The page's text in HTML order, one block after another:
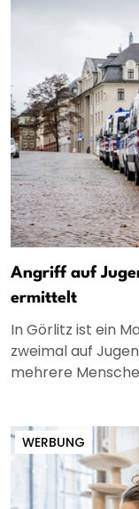
Angriff auf
ermittelt
In Görlitz ist ein
zweimal auf
mehrere
WERBUNG